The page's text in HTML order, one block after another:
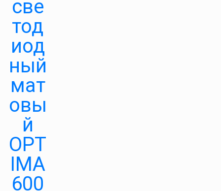
све
тод
иод
ный
мат
овы
й
OPT
IMA
600